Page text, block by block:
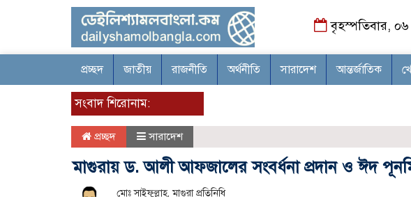
বৃহস্পতিবার,
প্রচ্ছদ জাতীয় রাজনীতি অর্থনীতি সারাদেশ আন্তর্জাতিক
সংবাদ শিরোনাম:
প্রচ্ছদ সারাদেশ
মাগুরায় ড. আলী আফজালের সংবর্ধনা প্রদান ও ঈদ
মোঃ সাইফুল্লাহ, মাগুরা প্রতিনিধি